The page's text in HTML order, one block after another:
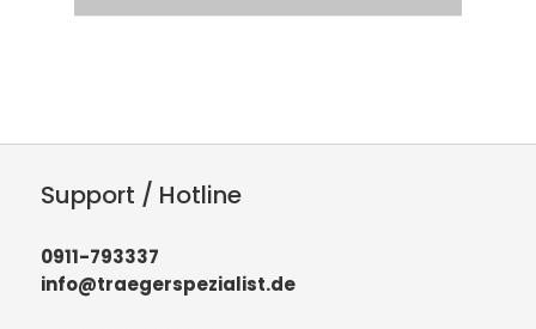
Support / Hotline
0911-793337
info@traegerspezialist.de